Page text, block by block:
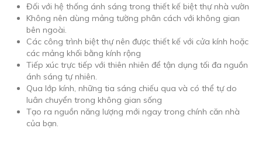
Đối với hệ thống ánh sáng trong thiết kế biệt thự nhà vườn
Không nên dùng mảng tường phân cách với không gian
bên ngoài.
Các công trình biệt thự nên được thiết kế với cửa kính hoặc
các mảng khối bằng kính rộng
Tiếp xúc trực tiếp với thiên nhiên để tận dụng tối đa nguồn
ánh sáng tự nhiên.
Qua lớp kính, những tia sáng chiếu qua và có thể tự do
luân chuyển trong không gian sống
Tạo ra nguồn năng lượng mới ngay trong chính căn nhà
của bạn.